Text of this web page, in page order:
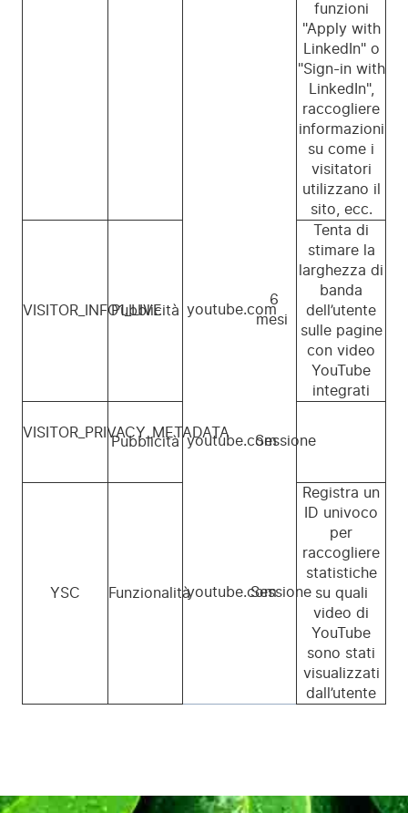
funzioni
"Apply with
LinkedIn" o
"Sign-in with
LinkedIn",
raccogliere
informazioni
su come i
visitatori
utilizzano il
sito, ecc.
VISITOR_INFO1_LIVE
Pubblicità youtube.com
6
mesi
Tenta di
stimare la
larghezza di
banda
dell’utente
sulle pagine
con video
YouTube
integrati
VISITOR_PRIVACY_METADATA
Pubblicità youtube.comSessione
YSC Funzionalitàyoutube.comSessione
Registra un
ID univoco
per
raccogliere
statistiche
su quali
video di
YouTube
sono stati
visualizzati
dall’utente